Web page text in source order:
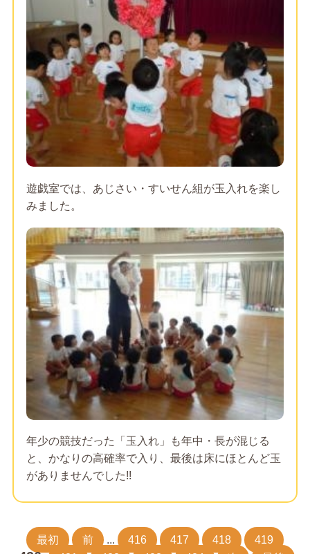
遊戯室では、あじさい・すいせん組が玉入れを楽し
みました。
年少の競技だった「玉入れ」も年中・長が混じる
と、かなりの高確率で入り、最後は床にほとんど玉
がありませんでした!!
最初 前 ... 416 417 418 419